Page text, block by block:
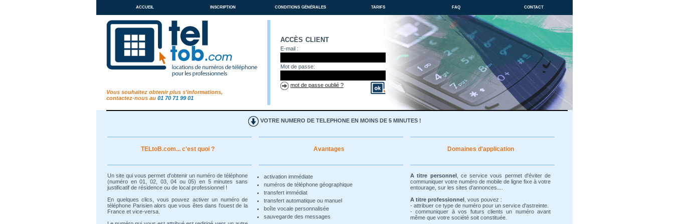
accueil inscription conditions générales tarifs faq contact
Vous souhaitez obtenir plus s'informations,
contactez-nous au 01 70 71 99 01
accès client
E-mail :
Mot de passe:
mot de passe oublié ?
VOTRE NUMERO DE TELEPHONE EN MOINS DE 5 MINUTES !
TELtoB.com... c'est quoi ?
Un site qui vous permet d'obtenir un numéro de téléphone
(numéro en 01, 02, 03, 04 ou 05) en 5 minutes sans
justificatif de résidence ou de local professionnel !
En quelques clics, vous pouvez activer un numéro de
téléphone Parisien alors que vous êtes dans l'ouest de la
France et vice-versa.
Avantages
activation immédiate
numéros de téléphone géographique
transfert immédiat
transfert automatique ou manuel
boîte vocale personnalisée
sauvegarde des messages
Domaines d'application
A titre personnel, ce service vous permet d'éviter de
communiquer votre numéro de mobile de ligne fixe à votre
entourage, sur les sites d'annonces....
A titre professionnel , vous pouvez :
- attribuer ce type de numéro pour un service d'astreinte.
- communiquer à vos futurs clients un numéro avant
même que votre société soit constituée.